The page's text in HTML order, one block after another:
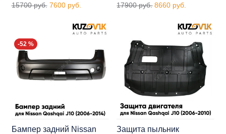
15700 руб. 7600 руб. 17900 руб. 8660 руб.
-52 %
Бампер задний Nissan
Защита пыльник